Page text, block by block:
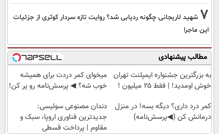
7 شهید لاریجانی چگونه ردیابی شد؟ روایت تازه سردار کوثری از جزئیات
این ماجرا
مطالب پیشنهادی
به بزرگترین جشنواره ایمپلنت تهران
خوش اومدید! | فقط ۲۵ میلیون !
میخوای کمر دردت برای همیشه
خوب شه؟ ◀ پرسش‌نامه رو پر کن!
کمر درد داری؟ دیگه بسه! در منزل
درمانش کن (◀پرسش‌نامه)
دندان مصنوعی سوئیسی:
جدیدترین فناوری اروپا، سبک و
مقاوم | پرداخت قسطی